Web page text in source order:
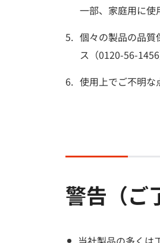
一部、家庭用に使
個々の製品の品質
ス（0120-56-
使用上でご不明な
警告（ご